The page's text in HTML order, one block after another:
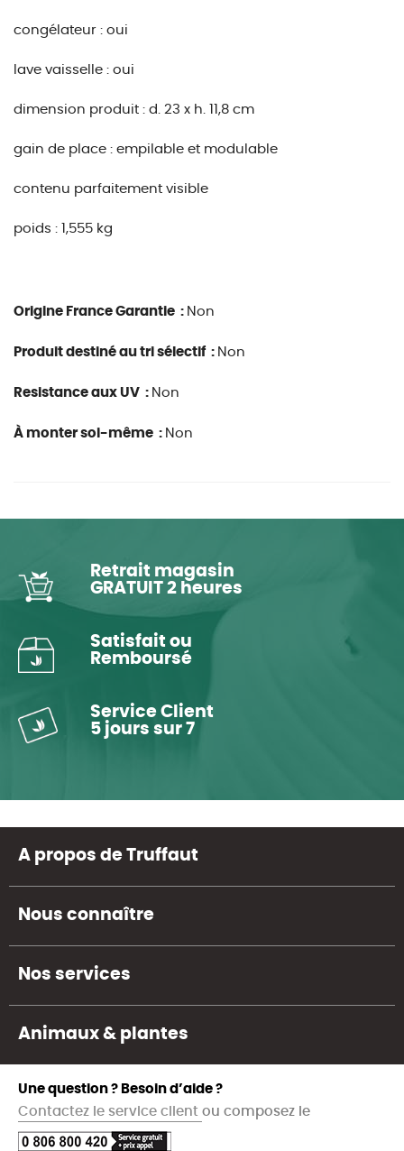
congélateur : oui
lave vaisselle : oui
dimension produit : d. 23 x h. 11,8 cm
gain de place : empilable et modulable
contenu parfaitement visible
poids : 1,555 kg
Origine France Garantie : Non
Produit destiné au tri sélectif : Non
Resistance aux UV : Non
À monter soi-même : Non
Retrait magasin
GRATUIT 2 heures
Satisfait ou
Remboursé
Service Client
5 jours sur 7
A propos de Truffaut
Nous connaître
Nos services
Animaux & plantes
Une question ? Besoin d’aide ?
Contactez le service client ou composez le